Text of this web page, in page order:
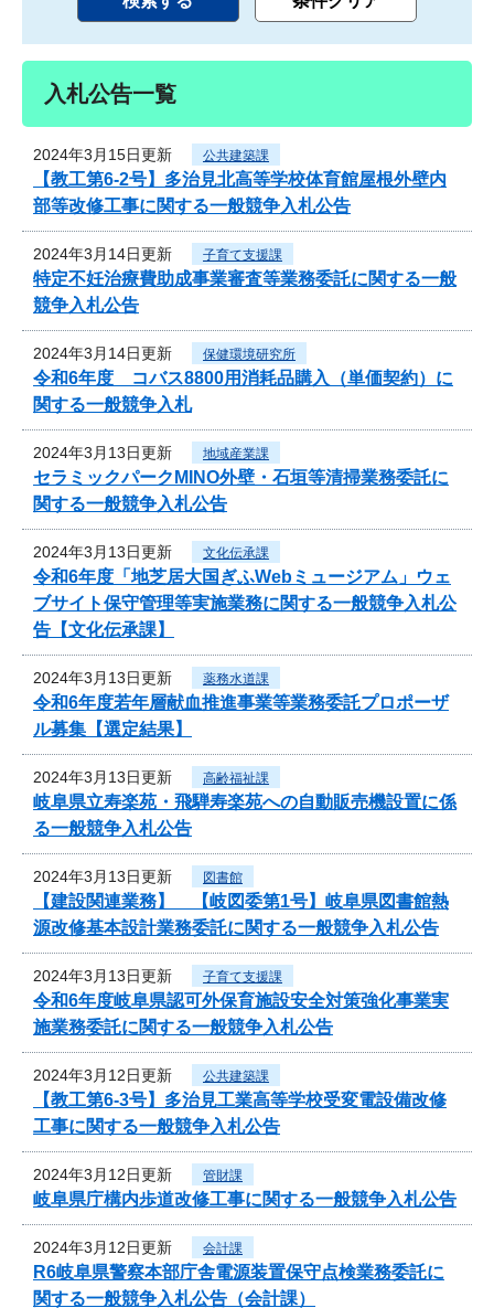
入札公告一覧
2024年3月15日更新 公共建築課
【教工第6-2号】多治見北高等学校体育館屋根外壁内
部等改修工事に関する一般競争入札公告
2024年3月14日更新 子育て支援課
特定不妊治療費助成事業審査等業務委託に関する一般
競争入札公告
2024年3月14日更新 保健環境研究所
令和6年度 コバス8800用消耗品購入（単価契約）に
関する一般競争入札
2024年3月13日更新 地域産業課
セラミックパークMINO外壁・石垣等清掃業務委託に
関する一般競争入札公告
2024年3月13日更新 文化伝承課
令和6年度「地芝居大国ぎふWebミュージアム」ウェ
ブサイト保守管理等実施業務に関する一般競争入札公
告【文化伝承課】
2024年3月13日更新 薬務水道課
令和6年度若年層献血推進事業等業務委託プロポーザ
ル募集【選定結果】
2024年3月13日更新 高齢福祉課
岐阜県立寿楽苑・飛騨寿楽苑への自動販売機設置に係
る一般競争入札公告
2024年3月13日更新 図書館
【建設関連業務】 【岐図委第1号】岐阜県図書館熱
源改修基本設計業務委託に関する一般競争入札公告
2024年3月13日更新 子育て支援課
令和6年度岐阜県認可外保育施設安全対策強化事業実
施業務委託に関する一般競争入札公告
2024年3月12日更新 公共建築課
【教工第6-3号】多治見工業高等学校受変電設備改修
工事に関する一般競争入札公告
2024年3月12日更新 管財課
岐阜県庁構内歩道改修工事に関する一般競争入札公告
2024年3月12日更新 会計課
R6岐阜県警察本部庁舎電源装置保守点検業務委託に
関する一般競争入札公告（会計課）